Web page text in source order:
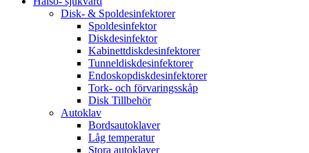
Disk- & Spoldesinfektorer
Spoldesinfektor
Diskdesinfektor
Kabinettdiskdesinfektorer
Tunneldiskdesinfektorer
Endoskopdiskdesinfektorer
Tork- och förvaringsskåp
Disk Tillbehör
Autoklav
Bordsautoklaver
Låg temperatur
Stora autoklaver